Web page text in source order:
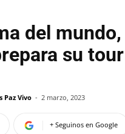
del mundo,
su
Paz Vivo - 2 marzo, 2023
+ Seguinos en Google